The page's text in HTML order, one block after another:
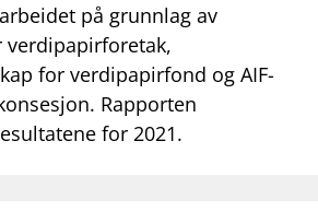
investorer
på grunnlag av
for verdipapirfond og AIF-
Rapporten
for 2021.